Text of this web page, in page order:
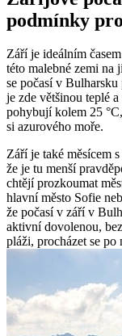
podmínky
Září je ideálním
této malebné zemi na
se počasí v
je zde většinou teplé
pohybují kolem 25
si azurového moře.
Září je také měsícem
že je tu menší
chtějí prozkoumat
hlavní město Sofie
že počasí v září v
aktivní dovolenou,
pláži, procházet se